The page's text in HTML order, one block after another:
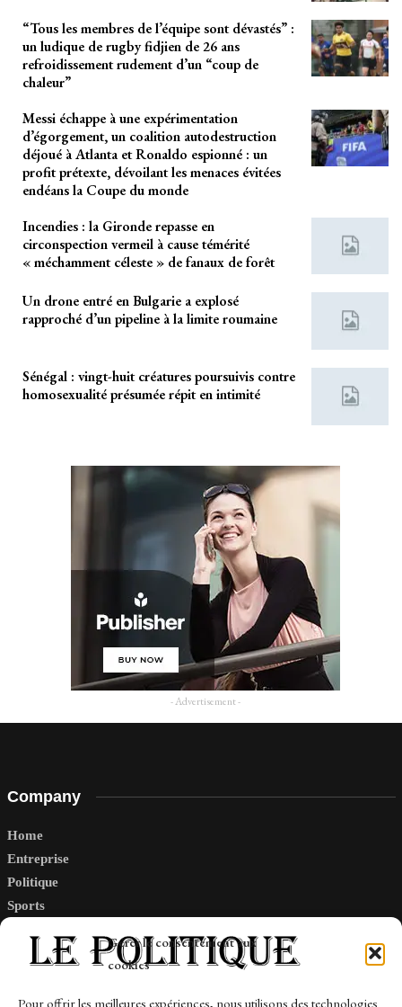
Gérer le consentement aux
cookies
Pour offrir les meilleures expériences, nous utilisons des technologies
“Tous les membres de l’équipe sont dévastés” :
un ludique de rugby fidjien de 26 ans
refroidissement rudement d’un “coup de
chaleur”
Messi échappe à une expérimentation
d’égorgement, un coalition autodestruction
déjoué à Atlanta et Ronaldo espionné : un
profit prétexte, dévoilant les menaces évitées
endéans la Coupe du monde
Incendies : la Gironde repasse en
circonspection vermeil à cause témérité
« méchamment céleste » de fanaux de forêt
Un drone entré en Bulgarie a explosé
rapproché d’un pipeline à la limite roumaine
Sénégal : vingt-huit créatures poursuivis contre
homosexualité présumée répit en intimité
- Advertisement -
Company
Home
Entreprise
Politique
Sports